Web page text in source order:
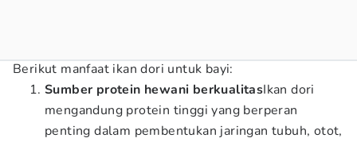
Berikut manfaat ikan dori untuk bayi:
Sumber protein hewani berkualitasIkan dori
mengandung protein tinggi yang berperan
penting dalam pembentukan jaringan tubuh, otot,